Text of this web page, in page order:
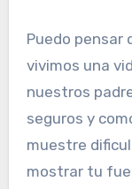
Puedo pensar
vivimos una
nuestros
seguros y
muestre
mostrar tu